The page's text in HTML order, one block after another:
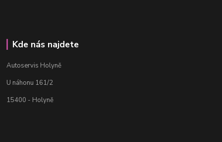
Kde nás najdete
Autoservis Holyně
U náhonu 161/2
15400 - Holyně